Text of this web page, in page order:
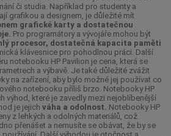
či studia. Například pro studenty a
grafikou a designem, je důležité mít
grafické karty a dostatečnou
Pro programátory a vývojáře mohou být
procesor, dostatečná kapacita paměti
klávesnice pro pohodlnou práci. Další
notebooku HP Pavilion je cena, která se
a výbavě. Je také důležité zvážit
na zařízení, aby bylo možné jej používat co
notebooku příliš brzo. Notebooky HP
výhod, které je zavedly mezi nejoblíbenější
je jejich váha a odolnost. Notebooky HP
z lehkých a odolných materiálů, což
přenášet a nemusíte se obávat, že by se